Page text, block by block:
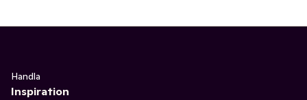
Handla
Inspiration